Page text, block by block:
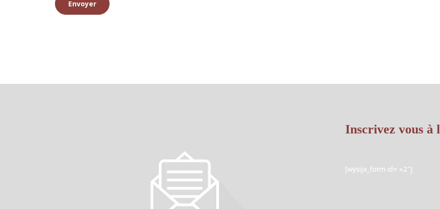
Inscrivez vous à
[wysija_form id= »2″]